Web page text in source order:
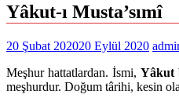
Yâkut-ı Musta’sımî
20 Şubat 202020 Eylül 2020
Meşhur hattatlardan. İsmi,Yâkut
meşhurdur. Doğum târihi, kesin